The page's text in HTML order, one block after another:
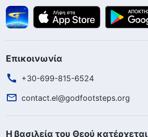
Επικοινωνία
+30-699-815-6524
contact.el@godfootsteps.org
Η βασιλεία του Θεού κατέρχεται